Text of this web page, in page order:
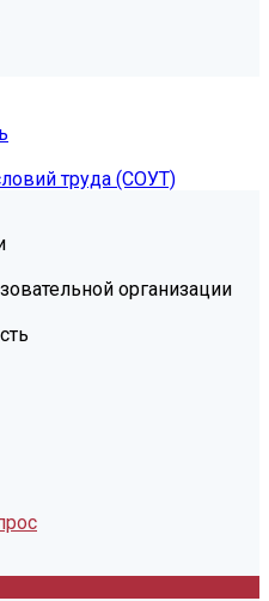
труда (СОУТ)
организации